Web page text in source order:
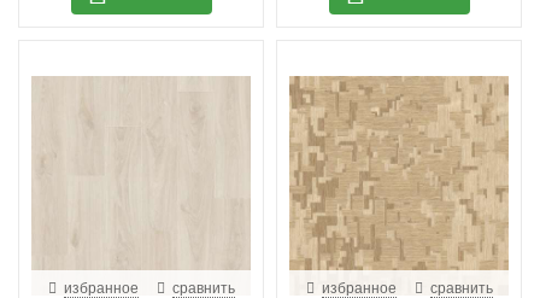
избранное сравнить избранное сравнить